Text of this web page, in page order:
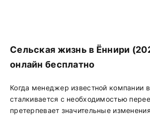
Сельская жизнь в Ëннири
онлайн бесплатно
Когда менеджер известной компании
сталкивается с необходимостью
претерпевает значительные